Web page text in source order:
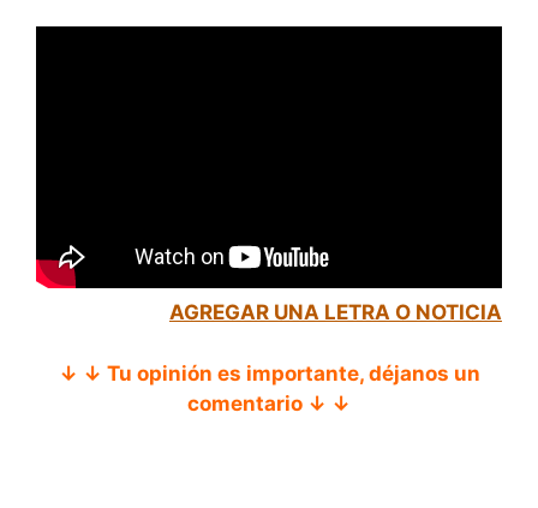
AGREGAR UNA LETRA O NOTICIA
↓ ↓ Tu opinión es importante, déjanos un
comentario ↓ ↓